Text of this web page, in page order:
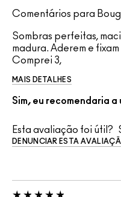
Comentários para
Sombras perfeitas,
madura. Aderem e
Comprei 3,
MAIS DETALHES
Sim, eu recomendaria a
Esta avaliação foi útil?
DENUNCIAR ESTA